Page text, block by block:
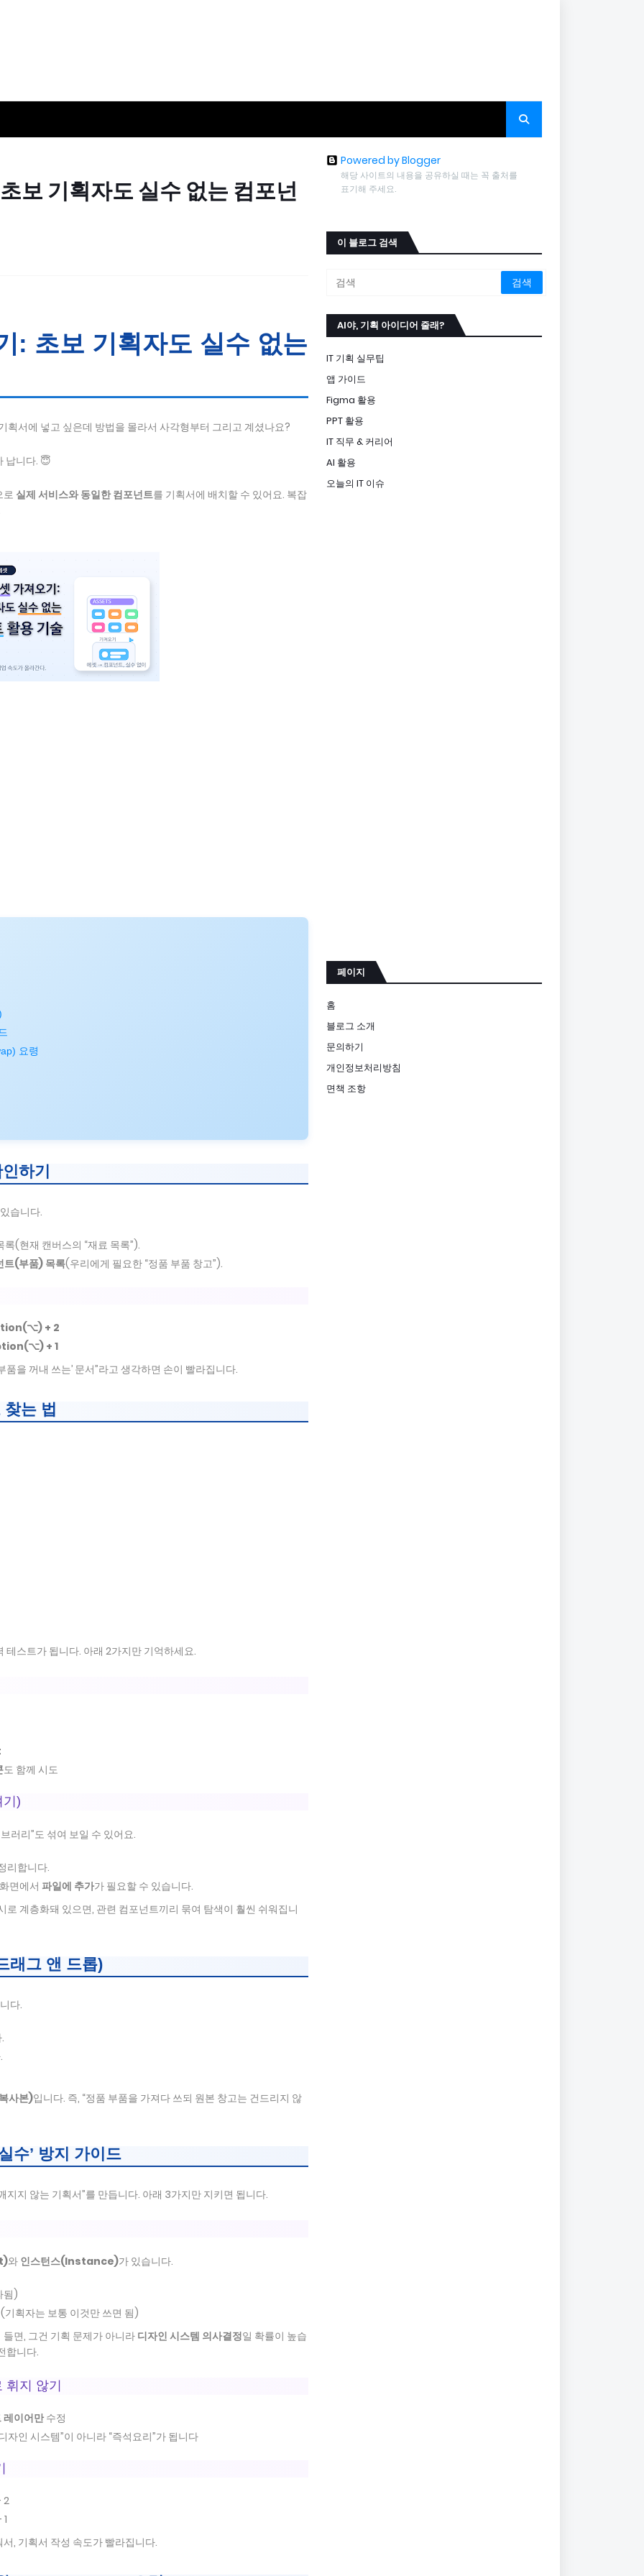
보 기획자도 실수 없는 컴포넌
: 초보 기획자도 실수 없는
획서에 넣고 싶은데 방법을 몰라서 사각형부터 그리고 계셨나요?
납니다. 😇
로 실제 서비스와 동일한 컴포넌트를 기획서에 배치할 수 있어요. 복잡
요령
하기
습니다.
(현재 캔버스의 “재료 목록”).
트(부품) 목록(우리에게 필요한 “정품 부품 창고”).
+ 2
+ 1
을 꺼내 쓰는’ 문서”라고 생각하면 손이 빨라집니다.
는 법
스트가 됩니다. 아래 2가지만 기억하세요.
도 함께 시도
기)
러리”도 섞여 보일 수 있어요.
리합니다.
면에서 파일에 추가가 필요할 수 있습니다.
로 계층화돼 있으면, 관련 컴포넌트끼리 묶여 탐색이 훨씬 쉬워집니
래그 앤 드롭)
다.
사본)입니다. 즉, “정품 부품을 가져다 쓰되 원본 창고는 건드리지 않
수’ 방지 가이드
지지 않는 기획서”를 만듭니다. 아래 3가지만 지키면 됩니다.
와 인스턴스(Instance)가 있습니다.
됨)
획자는 보통 이것만 쓰면 됨)
면, 그건 기획 문제가 아니라 디자인 시스템 의사결정일 확률이 높습
합니다.
휘지 않기
레이어만수정
인 시스템”이 아니라 “즉석요리”가 됩니다
2
, 기획서 작성 속도가 빨라집니다.
Powered by Blogger
해당 사이트의 내용을 공유하실 때는 꼭 출처를
표기해 주세요.
이 블로그 검색
AI야, 기획 아이디어 줄래?
IT 기획 실무팁
앱 가이드
Figma 활용
PPT 활용
IT 직무 & 커리어
AI 활용
오늘의 IT 이슈
페이지
홈
블로그 소개
문의하기
개인정보처리방침
면책 조항